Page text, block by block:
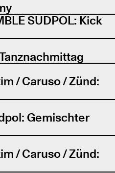
SÜDPOL: Kick
/ Caruso / Zünd:
Gemischter
/ Caruso / Zünd: